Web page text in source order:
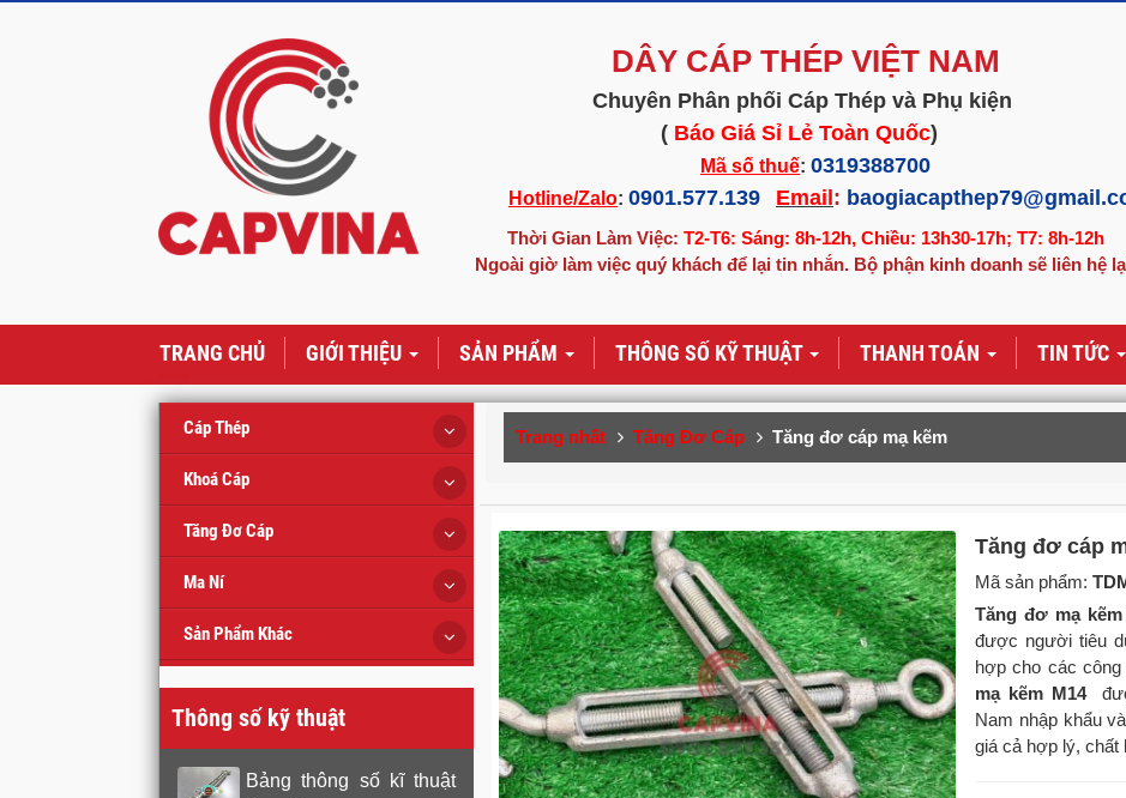
DÂY CÁP THÉP VIỆT NAM
Chuyên Phân phối Cáp Thép và Phụ kiện
( Báo Giá Sỉ Lẻ Toàn Quốc)
Mã số thuế: 0319388700
Hotline/Zalo: 0901.577.139 Email :
Thời Gian Làm Việc: T2-T6: Sáng: 8h-12h, Chiều: 13h30-17h; T7: 8h-12h
Ngoài giờ làm việc quý khách để lại tin nhắn. Bộ phận kinh doanh sẽ liên hệ
TRANG CHỦ GIỚI THIỆU SẢN PHẨM THÔNG SỐ KỸ THUẬT THANH TOÁN TIN TỨC
Trang nhất Tăng Đơ Cáp Tăng đơ cáp mạ kẽm
Tăng đơ cáp
Mã sản phẩm:
Tăng đơ mạ kẽm
được người tiêu
hợp cho các
mạ kẽm M14
Nam nhập khẩu
giá cả hợp lý, chất
Cáp Thép
Khoá Cáp
Tăng Đơ Cáp
Ma Ní
Sản Phẩm Khác
Thông số kỹ thuật
Bảng thông số kĩ thuật